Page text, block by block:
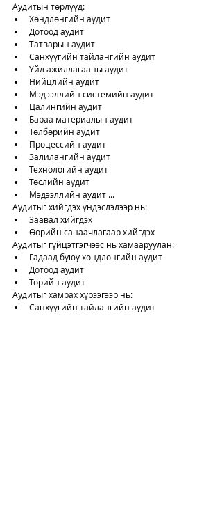
Аудитын төрлүүд:
Хөндлөнгийн аудит
Дотоод аудит
Татварын аудит
Санхүүгийн тайлангийн аудит
Үйл ажиллагааны аудит
Нийцлийн аудит
Мэдээллийн системийн аудит
Цалингийн аудит
Бараа материалын аудит
Төлбөрийн аудит
Процессийн аудит
Залилангийн аудит
Технологийн аудит
Төслийн аудит
Мэдээллийн аудит ...
Аудитыг хийгдэх үндэслэлээр нь:
Заавал хийгдэх
Өөрийн санаачлагаар хийгдэх
Аудитыг гүйцэтгэгчээс нь хамааруулан:
Гадаад буюу хөндлөнгийн аудит
Дотоод аудит
Төрийн аудит
Аудитыг хамрах хүрээгээр нь:
Санхүүгийн тайлангийн аудит